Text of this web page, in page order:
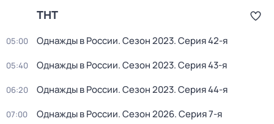
ТНТ
05:00 Однажды в России. Сезон 2023. Серия 42-я
05:40 Однажды в России. Сезон 2023. Серия 43-я
06:20 Однажды в России. Сезон 2023. Серия 44-я
07:00 Однажды в России. Сезон 2026. Серия 7-я